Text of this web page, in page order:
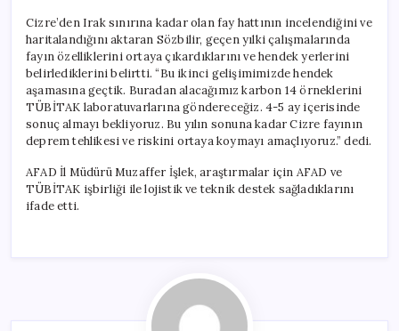
Cizre’den Irak sınırına kadar olan fay hattının incelendiğini ve
haritalandığını aktaran Sözbilir, geçen yılki çalışmalarında
fayın özelliklerini ortaya çıkardıklarını ve hendek yerlerini
belirlediklerini belirtti. “Bu ikinci gelişimimizde hendek
aşamasına geçtik. Buradan alacağımız karbon 14 örneklerini
TÜBİTAK laboratuvarlarına göndereceğiz. 4-5 ay içerisinde
sonuç almayı bekliyoruz. Bu yılın sonuna kadar Cizre fayının
deprem tehlikesi ve riskini ortaya koymayı amaçlıyoruz.” dedi.
AFAD İl Müdürü Muzaffer İşlek, araştırmalar için AFAD ve
TÜBİTAK işbirliği ile lojistik ve teknik destek sağladıklarını
ifade etti.